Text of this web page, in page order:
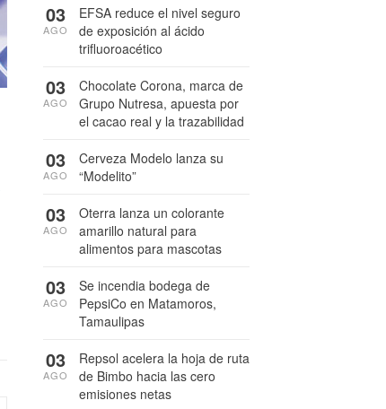
EFSA reduce el nivel seguro
de exposición al ácido
trifluoroacético
03
AGO
Chocolate Corona, marca de
Grupo Nutresa, apuesta por
el cacao real y la trazabilidad
03
AGO
Cerveza Modelo lanza su
“Modelito”
03
AGO
Oterra lanza un colorante
amarillo natural para
alimentos para mascotas
03
AGO
Se incendia bodega de
PepsiCo en Matamoros,
Tamaulipas
03
AGO
Repsol acelera la hoja de ruta
de Bimbo hacia las cero
emisiones netas
03
AGO